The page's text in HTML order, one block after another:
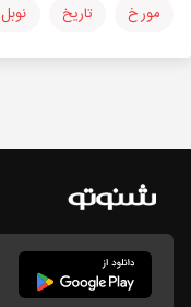
مورخ تاریخ نوبل